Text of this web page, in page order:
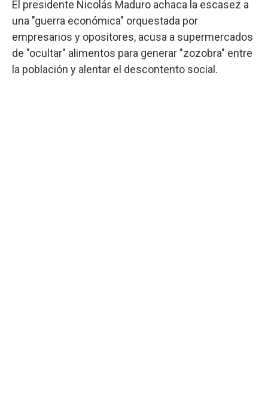
El presidente Nicolás Maduro achaca la escasez a
una "guerra económica" orquestada por
empresarios y opositores, acusa a supermercados
de "ocultar" alimentos para generar "zozobra" entre
la población y alentar el descontento social.